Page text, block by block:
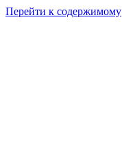
Перейти к содержимому